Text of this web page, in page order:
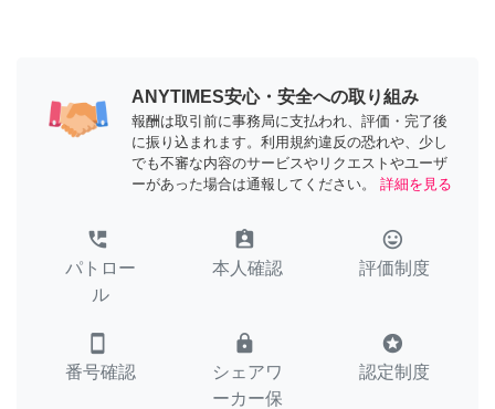
ANYTIMES安心・安全への取り組み
報酬は取引前に事務局に支払われ、評価・完了後
に振り込まれます。利用規約違反の恐れや、少し
でも不審な内容のサービスやリクエストやユーザ
ーがあった場合は通報してください。
詳細を見る
perm_phone_msg
パトロー
ル
assignment_ind
本人確認
tag_faces
評価制度
smartphone
番号確認
lock
シェアワ
ーカー保
stars
認定制度